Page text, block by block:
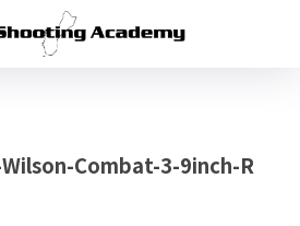
Wilson-Combat-3-9inch-R